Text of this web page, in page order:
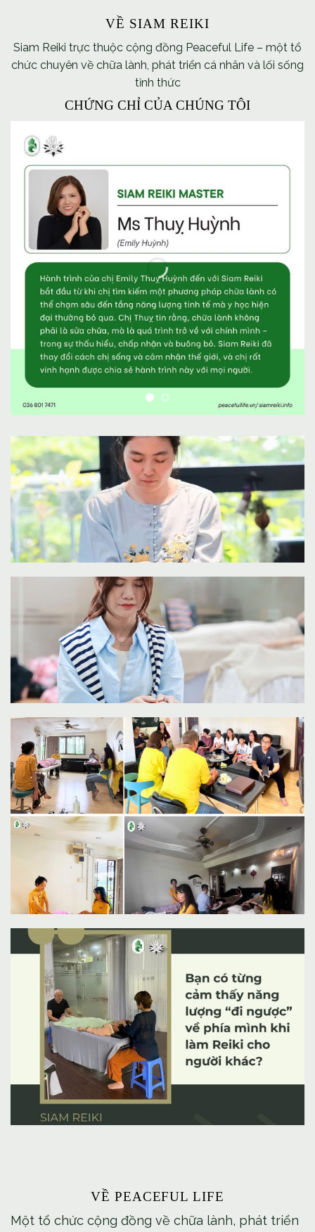
VỀ SIAM REIKI
Siam Reiki trực thuộc cộng đồng Peaceful Life – một tổ
chức chuyên về chữa lành, phát triển cá nhân và lối sống
tỉnh thức
CHỨNG CHỈ CỦA CHÚNG TÔI
VỀ PEACEFUL LIFE
Một tổ chức cộng đồng về chữa lành, phát triển